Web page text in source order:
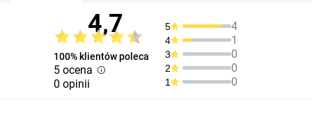
4,7
100% klientów poleca
5 ocena
0 opinii
5 4
4 1
3 0
2 0
1 0